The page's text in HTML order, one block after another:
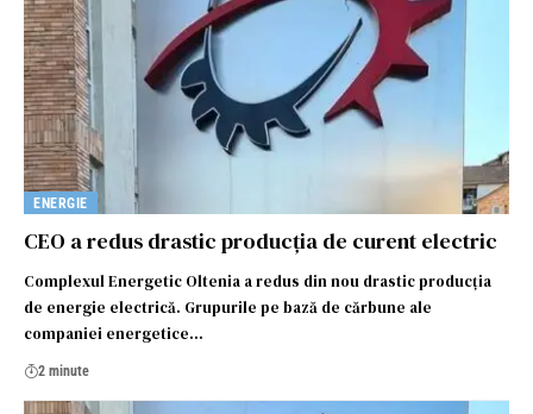
ENERGIE
CEO a redus drastic producția de curent electric
Complexul Energetic Oltenia a redus din nou drastic producția
de energie electrică. Grupurile pe bază de cărbune ale
companiei energetice…
2 minute